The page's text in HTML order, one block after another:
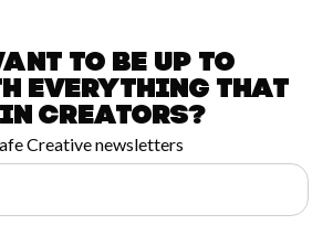
to be up to
everything that
inCreators?
Creative newsletters